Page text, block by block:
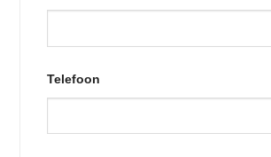
Telefoon